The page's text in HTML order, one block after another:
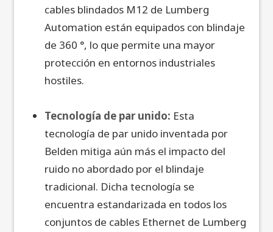
cables blindados M12 de Lumberg
Automation están equipados con blindaje
de 360 °, lo que permite una mayor
protección en entornos industriales
hostiles.
Tecnología de par unido: Esta
tecnología de par unido inventada por
Belden mitiga aún más el impacto del
ruido no abordado por el blindaje
tradicional. Dicha tecnología se
encuentra estandarizada en todos los
conjuntos de cables Ethernet de Lumberg